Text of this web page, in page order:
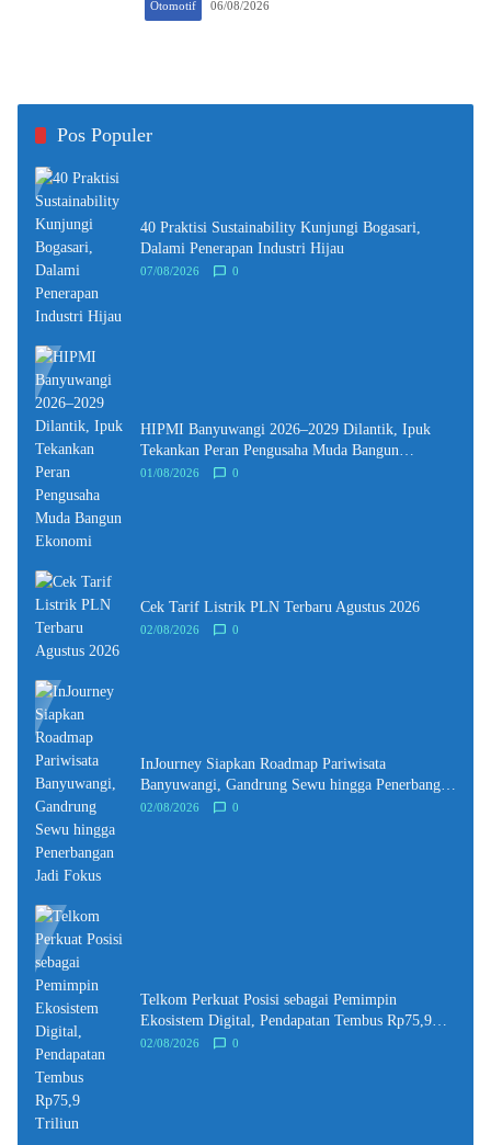
Otomotif 06/08/2026
Pos Populer
40 Praktisi Sustainability Kunjungi Bogasari,
Dalami Penerapan Industri Hijau
07/08/2026 0
HIPMI Banyuwangi 2026–2029 Dilantik, Ipuk
Tekankan Peran Pengusaha Muda Bangun
Ekonomi
01/08/2026 0
Cek Tarif Listrik PLN Terbaru Agustus 2026
02/08/2026 0
InJourney Siapkan Roadmap Pariwisata
Banyuwangi, Gandrung Sewu hingga Penerbangan
Jadi Fokus
02/08/2026 0
Telkom Perkuat Posisi sebagai Pemimpin
Ekosistem Digital, Pendapatan Tembus Rp75,9
Triliun
02/08/2026 0